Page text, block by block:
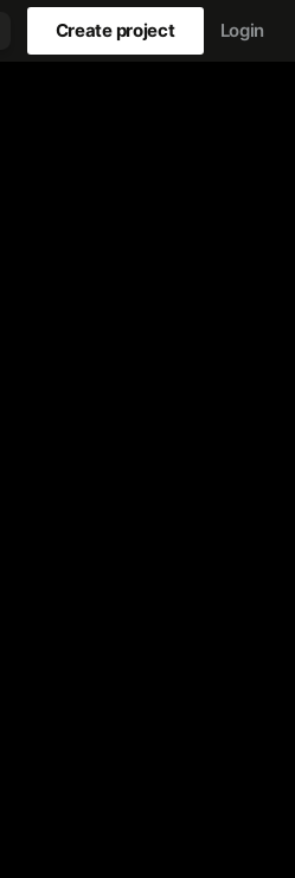
Create project Login